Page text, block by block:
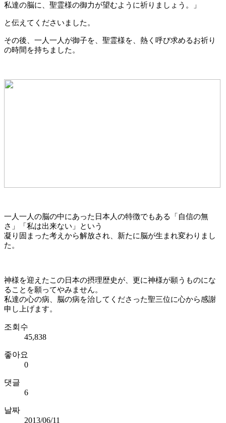
私達の脳に、聖霊様の御力が望むように祈りましょう。」
と伝えてくださいました。
その後、一人一人が御子を、聖霊様を、熱く呼び求めるお祈り
の時間を持ちました。
一人一人の脳の中にあった日本人の特徴でもある「自信の無
さ」「私は出来ない」という
凝り固まった考えから解放され、新たに脳が生まれ変わりまし
た。
神様を迎えたこの日本の摂理歴史が、更に神様が願うものにな
ることを願ってやみません。
私達の心の病、脳の病を治してくださった聖三位に心から感謝
申し上げます。
조회수
45,838
좋아요
0
댓글
6
날짜
2013/06/11